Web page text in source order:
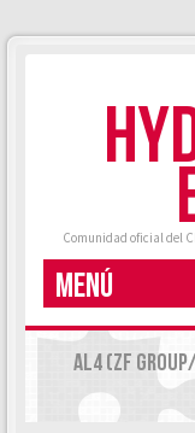
Comunidad oficial del
MENÚ
AL4 (ZF